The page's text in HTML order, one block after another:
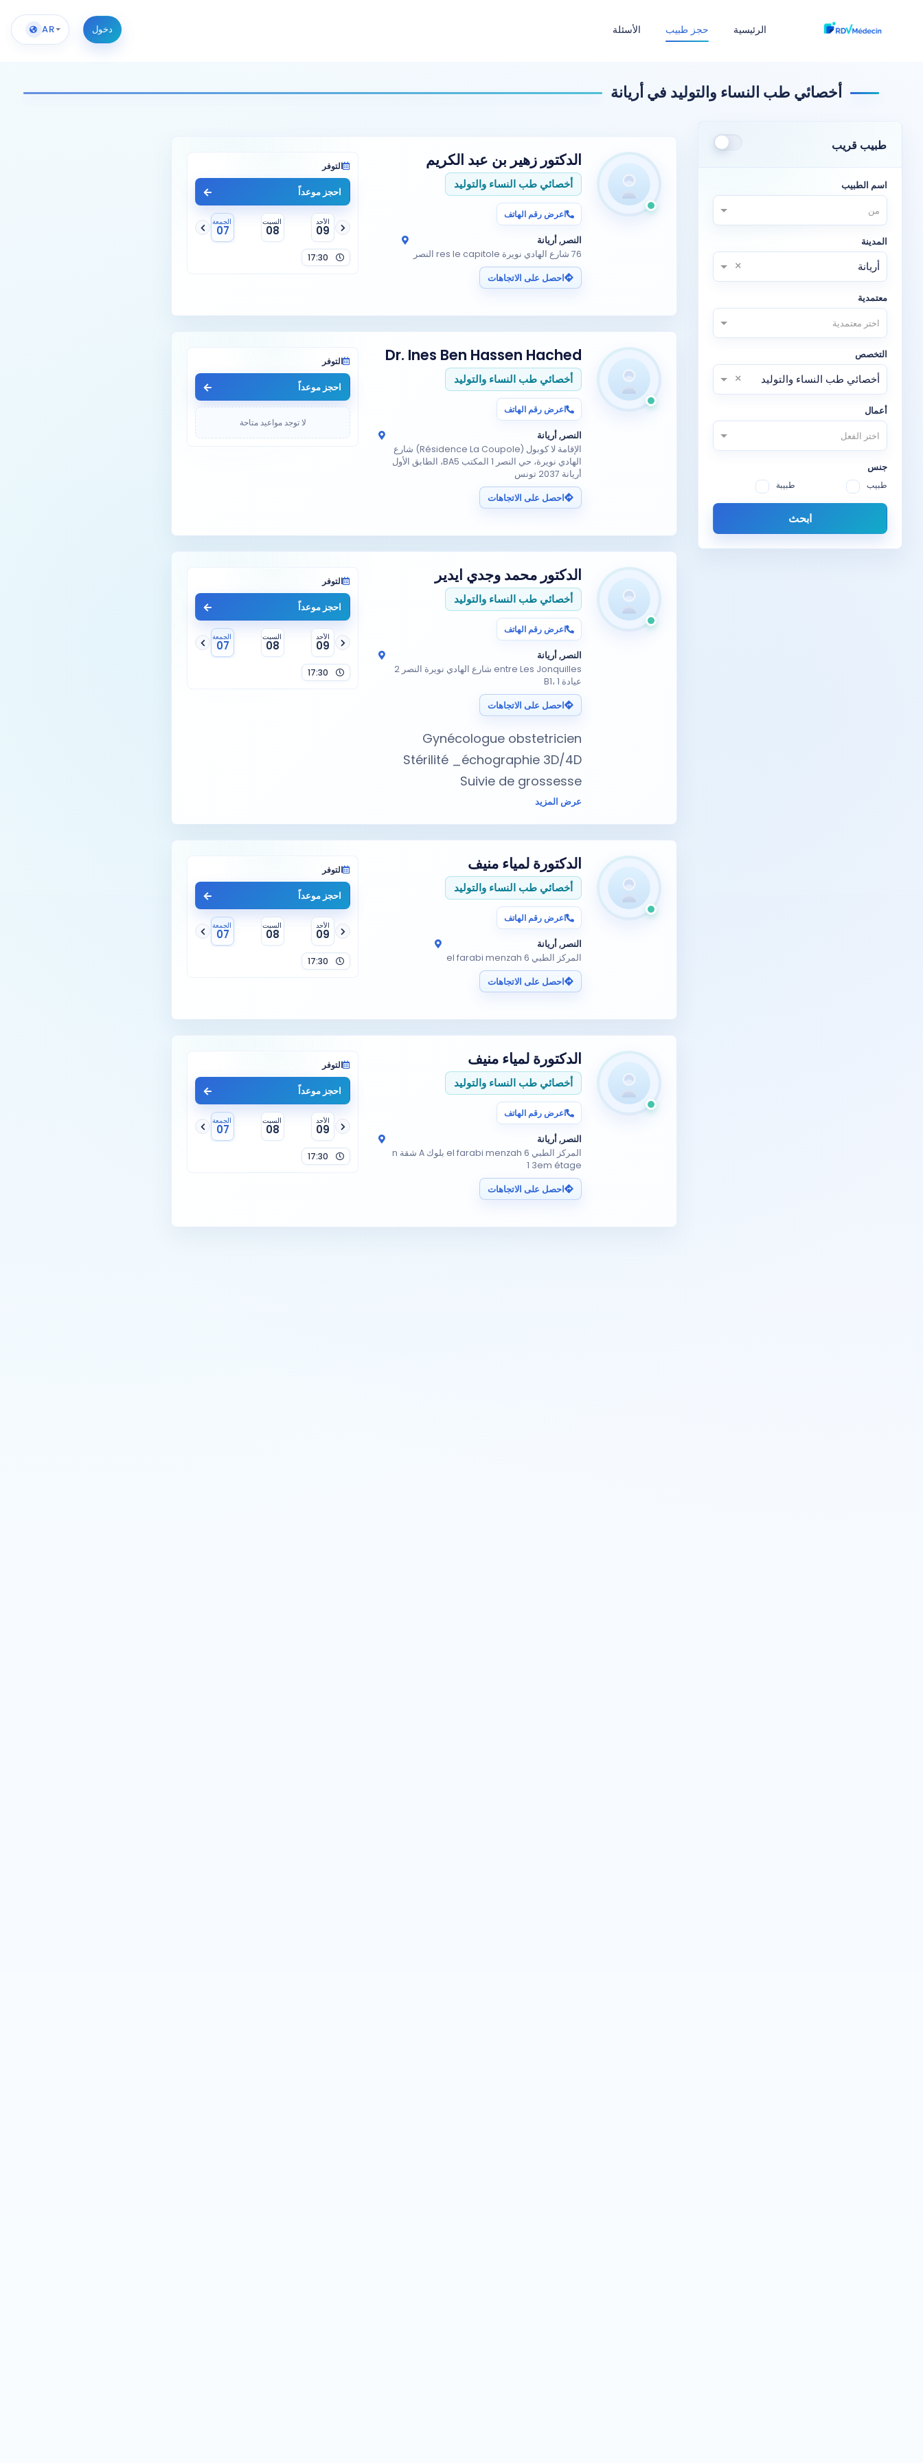
الرئيسية حجز طبيب الأسئلة دخول AR
أخصائي طب النساء والتوليد في أريانة
طبيب قريب
اسم الطبيب
من
المدينة
أريانة ×
معتمدية
اختر معتمدية
التخصص
أخصائي طب النساء والتوليد ×
أعمال
اختر الفعل
جنس
طبيب طبيبة
ابحث
الدكتورزهير بن عبد الكريم
أخصائي طب النساء والتوليد
اعرض رقم الهاتف
النصر, أريانة
76 شارع الهادي نويرة res le capitole النصر
احصل على الاتجاهات
التوفر
احجز موعداً
الأحد
09
السبت
08
الجمعة
07
Dr. Ines Ben Hassen Hached
أخصائي طب النساء والتوليد
اعرض رقم الهاتف
النصر, أريانة
الإقامة لا كوبول (Résidence La Coupole) شارع
الهادي نويرة، حي النصر 1 المكتب BA5، الطابق الأول
أريانة 2037 تونس
احصل على الاتجاهات
التوفر
احجز موعداً
لا توجد مواعيد متاحة
الدكتورمحمد وجدي ايدير
أخصائي طب النساء والتوليد
اعرض رقم الهاتف
النصر, أريانة
entre Les Jonquilles شارع الهادي نويرة النصر 2
عيادة B1، 1
احصل على الاتجاهات
Myomectomie
Hystérectomie
Hysteroscopie
UVG
Hymenoplastie
Prise en charge de kyste …
عرض المزيد
التوفر
احجز موعداً
الأحد
09
السبت
08
الجمعة
07
الدكتورةلمياء منيف
أخصائي طب النساء والتوليد
اعرض رقم الهاتف
النصر, أريانة
المركز الطبي el farabi menzah 6
احصل على الاتجاهات
التوفر
احجز موعداً
الأحد
09
السبت
08
الجمعة
07
الدكتورةلمياء منيف
أخصائي طب النساء والتوليد
اعرض رقم الهاتف
النصر, أريانة
المركز الطبي el farabi menzah 6 بلوك A شقة n
1 3em étage
احصل على الاتجاهات
التوفر
احجز موعداً
الأحد
09
السبت
08
الجمعة
07